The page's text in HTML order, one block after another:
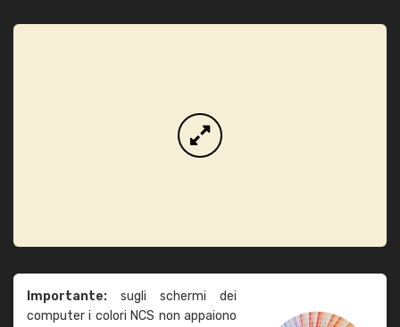
Importante: sugli schermi dei
computer i colori NCS non appaiono